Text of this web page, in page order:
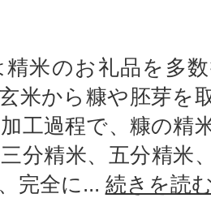
米のお礼品を多
米から糠や胚芽を
工過程で、糠の精
分精米、五分精米
完全に... 続きを読